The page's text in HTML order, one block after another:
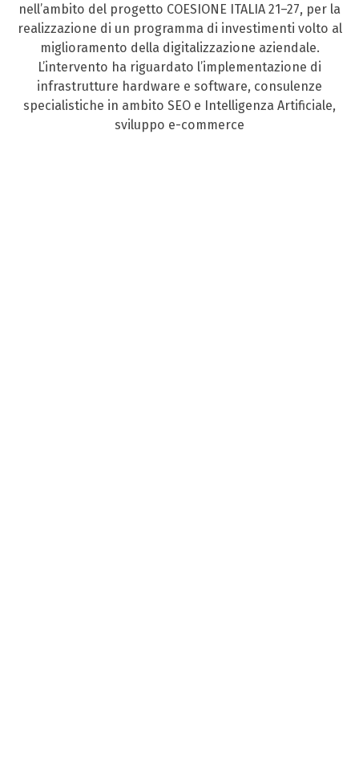
nell’ambito del progetto COESIONE ITALIA 21–27, per la
realizzazione di un programma di investimenti volto al
miglioramento della digitalizzazione aziendale.
L’intervento ha riguardato l’implementazione di
infrastrutture hardware e software, consulenze
specialistiche in ambito SEO e Intelligenza Artificiale,
sviluppo e-commerce